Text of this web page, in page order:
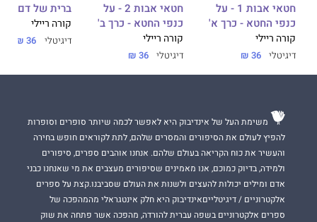
חטאי אבות 1 - על
כנפי החטא - כרך א'
קורה ריילי
דיגיטלי 36 ₪
חטאי אבות 2 - על
כנפי החטא - כרך ב'
קורה ריילי
דיגיטלי 36 ₪
ברית של דם
קורה ריילי
דיגיטלי 36 ₪
משימת העל של אינדיבוק היא לאפשר לכמה שיותר סופרים וסופרות
להפיץ לעולם את הסיפורים והמסרים שלהם, לתת לקוראים חופש בחירה
והעשיר את כוח הקריאה בעולם שלהם. אנחנו אוהבים ספרים, סיפורים
ולמידה, בדיוק כמוכם, אנו מאמינים שסיפורים מעצבים את מי שאנחנו כבני
אדם ומילים יכולות להעצים ולשנות את העולם שסביבנו.קצת על ספרים
אלקטרוניים / דיגיטלייםאינדיבוק היא חלק אינטגראלי מהמהפכה של
ספרים אלקטרוניים בשפה עברית להורדה, מהפכה אשר פתחה את שוק